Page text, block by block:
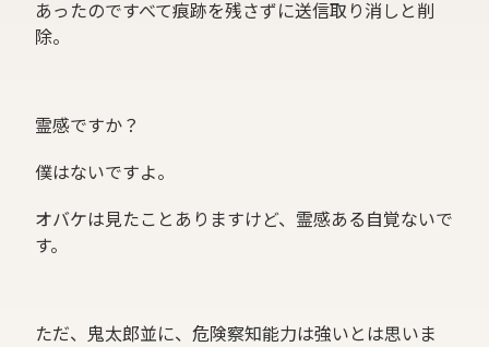
あったのですべて痕跡を残さずに送信取り消しと削
除。
霊感ですか？
僕はないですよ。
オバケは見たことありますけど、霊感ある自覚ないで
す。
ただ、鬼太郎並に、危険察知能力は強いとは思いま